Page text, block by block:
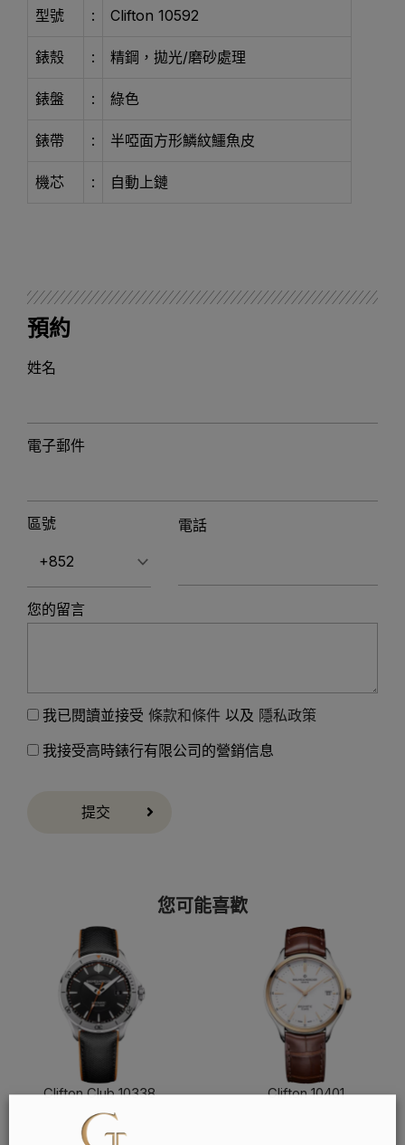
型號 : Clifton 10592
錶殼 : 精鋼，拋光/磨砂處理
錶盤 : 綠色
錶帶 : 半啞面方形鱗紋鱷魚皮
機芯 : 自動上鏈
預約
姓名
電子郵件
區號 電話
您的留言
我已閱讀並接受 條款和條件 以及 隱私政策
我接受高時錶行有限公司的營銷信息
提交
您可能喜歡
Clifton Club 10338
了解更多
Clifton 10401